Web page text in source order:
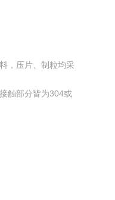
，压片、制粒均采
触部分皆为304或